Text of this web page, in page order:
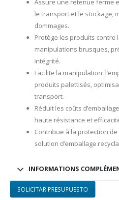
Assure une retenue ferme
le transport et le stockage,
dommages.
Protège les produits contre
manipulations brusques,
intégrité.
Facilite la manipulation,
produits palettisés,
transport.
Réduit les coûts
haute résistance et
Contribue à la protection
solution d’emballage
INFORMATIONS
SOLICITAR PRESUPUESTO